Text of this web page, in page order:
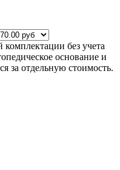
комплектации без учета
основание и
за отдельную стоимость.